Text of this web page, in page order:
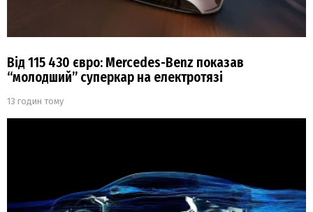
Від 115 430 євро: Mercedes-Benz показав
“молодший” суперкар на електротязі
13 годин тому